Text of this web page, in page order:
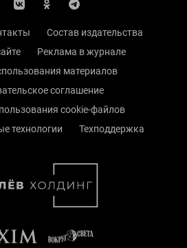
Состав издательства
Реклама в журнале
материалов
соглашение
cookie-файлов
технологии
Техподдержка